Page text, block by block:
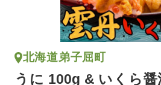
北海道弟子屈町
うに 100g & いくら